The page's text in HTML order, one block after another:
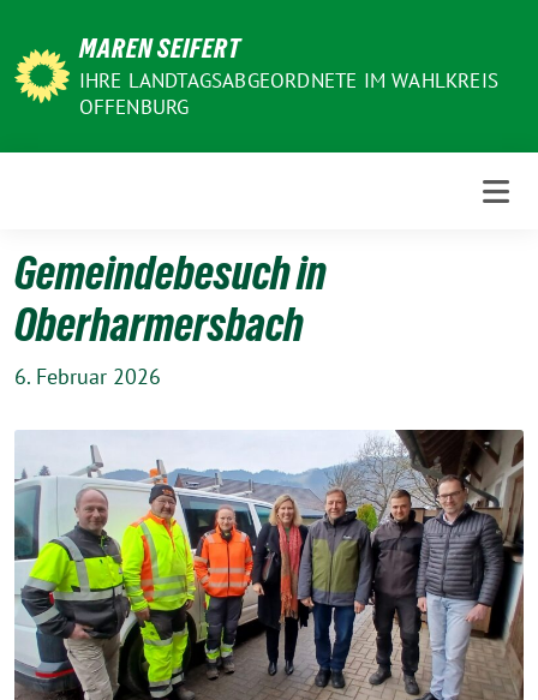
zum
Inhalt
MAREN SEIFERT
IHRE LANDTAGSABGEORDNETE IM WAHLKREIS
OFFENBURG
Gemeindebesuch in
Oberharmersbach
6. Februar 2026